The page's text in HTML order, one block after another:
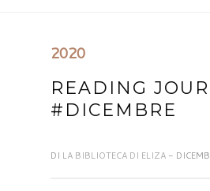
2020
READING
#DICEMBRE
DI LA BIBLIOTECA DI ELIZA -